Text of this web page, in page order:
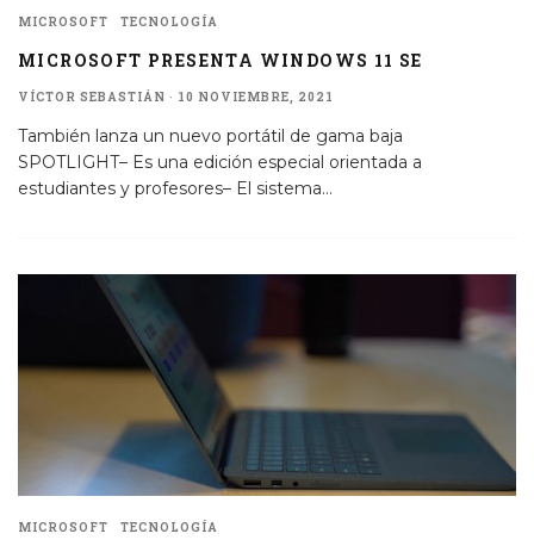
MICROSOFT TECNOLOGÍA
MICROSOFT PRESENTA WINDOWS 11 SE
VÍCTOR SEBASTIÁN · 10 NOVIEMBRE, 2021
También lanza un nuevo portátil de gama baja
SPOTLIGHT– Es una edición especial orientada a
estudiantes y profesores– El sistema...
MICROSOFT TECNOLOGÍA